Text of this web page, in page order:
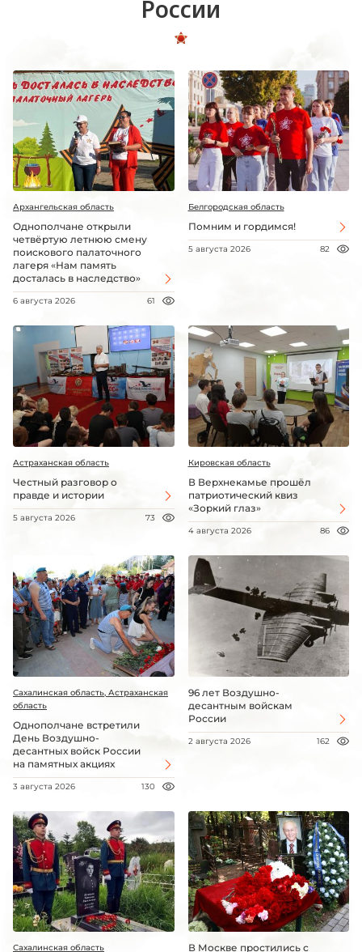
России
Архангельская область
Однополчане открыли
четвёртую летнюю смену
поискового палаточного
лагеря «Нам память
досталась в наследство»
6 августа 2026 61
Белгородская область
Помним и гордимся!
5 августа 2026 82
Астраханская область
Честный разговор о
правде и истории
5 августа 2026 73
Кировская область
В Верхнекамье прошёл
патриотический квиз
«Зоркий глаз»
4 августа 2026 86
Сахалинская область, Астраханская
область
Однополчане встретили
День Воздушно-
десантных войск России
на памятных акциях
3 августа 2026 130
96 лет Воздушно-
десантным войскам
России
2 августа 2026 162
Сахалинская область
В Москве простились с